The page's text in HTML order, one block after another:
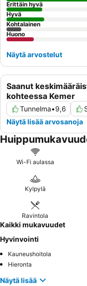
Saanut
kohteessa Kemer
Tunnelma•9,6
Näytä lisää arvosanoja
Erittäin hyvä
Hyvä
Kohtalainen
Huono
Näytä arvostelut
Wi-Fi aulassa
Kylpylä
Ravintola
Kaikki mukavuudet
Hyvinvointi
Kauneushoitola
Hieronta
Näytä lisää